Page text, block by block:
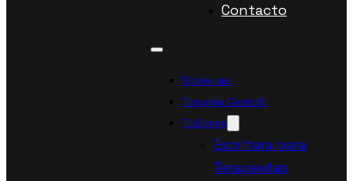
Contacto
Sobre mí
Terapia Gestalt
Talleres
Escritura para
Terapeutas